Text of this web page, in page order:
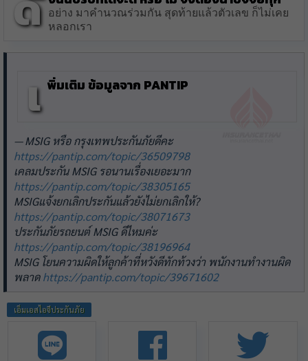
อย่าง มาคำนวณร่วมกัน สุดท้ายแล้วตัวเลข ก็ไม่เคย
หลอกเรา
เ พิ่มเติม ข้อมูลจาก pantip
MSIG หรือ กรุงเทพประกันภัยดีคะ
https://pantip.com/topic/36509798
เคลมประกัน MSIG รอนานเรื่องเยอะมาก
https://pantip.com/topic/38305165
MSIGแจ้งยกเลิกประกันแล้วยังไม่ยกเลิกให้?
https://pantip.com/topic/38071673
ประกันภัยรถยนต์ MSIG ดีไหมค่ะ
https://pantip.com/topic/38196964
MSIG โยนความผิดให้ลูกค้าที่หวังดีทักท้วงว่า พนักงานทำงานผิด
พลาดhttps://pantip.com/topic/39671602
เอ็มเอสไอจีประกันภัย